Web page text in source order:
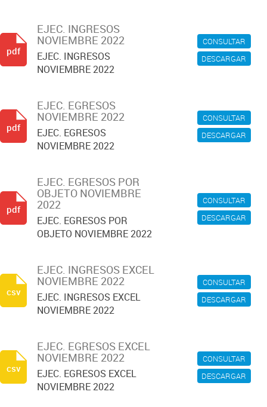
CONSULTAR
DESCARGAR
EJEC. INGRESOS
NOVIEMBRE 2022
EJEC. INGRESOS
NOVIEMBRE 2022
pdf
CONSULTAR
DESCARGAR
EJEC. EGRESOS
NOVIEMBRE 2022
EJEC. EGRESOS
NOVIEMBRE 2022
pdf
CONSULTAR
DESCARGAR
EJEC. EGRESOS POR
OBJETO NOVIEMBRE
2022
EJEC. EGRESOS POR
OBJETO NOVIEMBRE 2022
pdf
CONSULTAR
DESCARGAR
EJEC. INGRESOS EXCEL
NOVIEMBRE 2022
EJEC. INGRESOS EXCEL
NOVIEMBRE 2022
csv
CONSULTAR
DESCARGAR
EJEC. EGRESOS EXCEL
NOVIEMBRE 2022
EJEC. EGRESOS EXCEL
NOVIEMBRE 2022
csv